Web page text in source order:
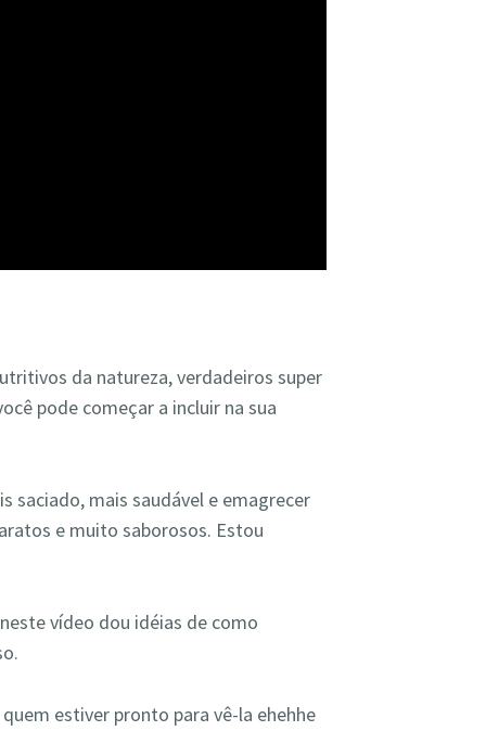
da natureza, verdadeiros super
pode começar a incluir na sua
saciado, mais saudável e emagrecer
e muito saborosos. Estou
vídeo dou idéias de como
estiver pronto para vê-la ehehhe